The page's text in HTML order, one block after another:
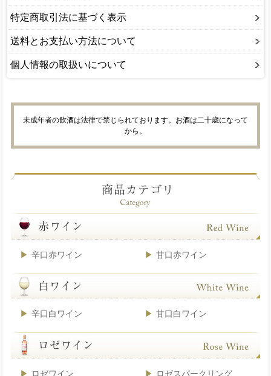
特定商取引法に基づく表示
送料とお支払い方法について
個人情報の取扱いについて
未成年者の飲酒は法律で禁じられております。お酒は二十歳になって
から。
辛口赤ワイン 甘口赤ワイン
辛口白ワイン 甘口白ワイン
ロゼワイン ロゼスパークリング